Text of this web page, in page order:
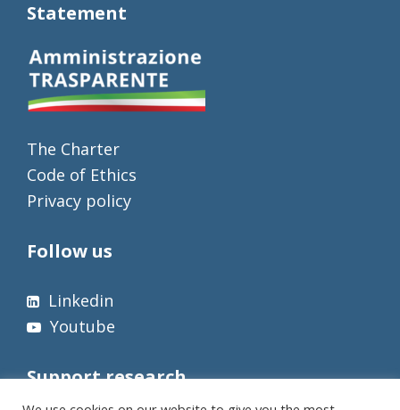
Statement
The Charter
Code of Ethics
Privacy policy
Follow us
Linkedin
Youtube
Support research